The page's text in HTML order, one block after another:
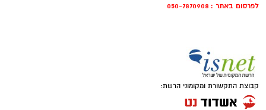
לפרסום באתר : 050-7870908
קבוצת התקשורת ומקומוני הרשת: